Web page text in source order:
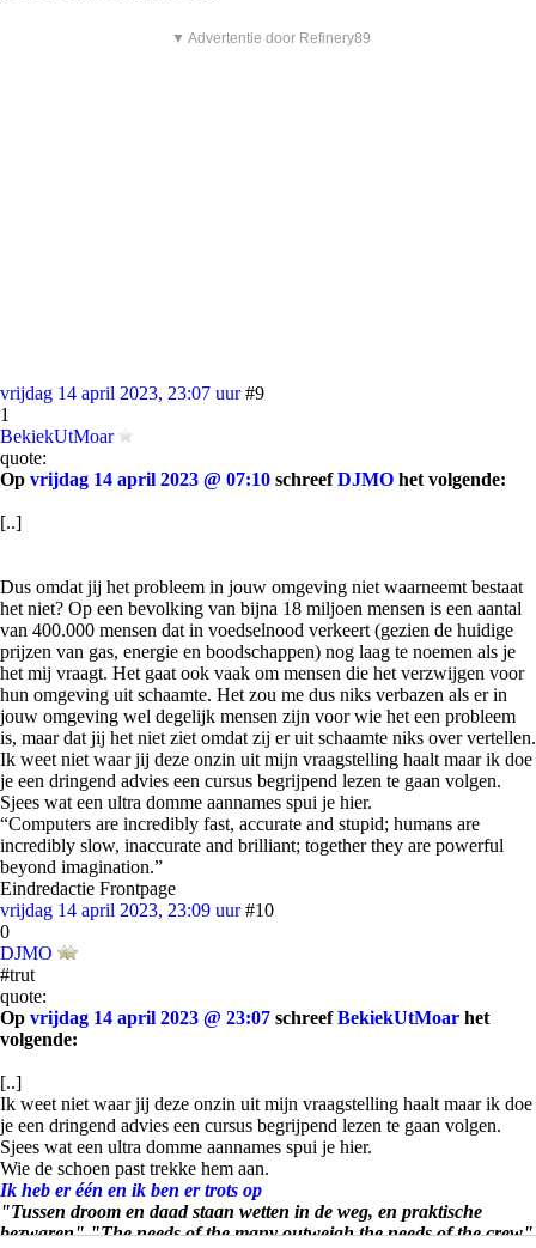
▼ Advertentie door Refinery89
vrijdag 14 april 2023, 23:07 uur #9
1
BekiekUtMoar
quote:
Op vrijdag 14 april 2023 @ 07:10 schreefDJMO het volgende:
[..]
Dus omdat jij het probleem in jouw omgeving niet waarneemt bestaat
het niet? Op een bevolking van bijna 18 miljoen mensen is een aantal
van 400.000 mensen dat in voedselnood verkeert (gezien de huidige
prijzen van gas, energie en boodschappen) nog laag te noemen als je
het mij vraagt. Het gaat ook vaak om mensen die het verzwijgen voor
hun omgeving uit schaamte. Het zou me dus niks verbazen als er in
jouw omgeving wel degelijk mensen zijn voor wie het een probleem
is, maar dat jij het niet ziet omdat zij er uit schaamte niks over vertellen.
Ik weet niet waar jij deze onzin uit mijn vraagstelling haalt maar ik doe
je een dringend advies een cursus begrijpend lezen te gaan volgen.
Sjees wat een ultra domme aannames spui je hier.
“Computers are incredibly fast, accurate and stupid; humans are
incredibly slow, inaccurate and brilliant; together they are powerful
beyond imagination.”
Eindredactie Frontpage
vrijdag 14 april 2023, 23:09 uur #10
0
DJMO
#trut
quote:
Op vrijdag 14 april 2023 @ 23:07 schreefBekiekUtMoar het
volgende:
[..]
Ik weet niet waar jij deze onzin uit mijn vraagstelling haalt maar ik doe
je een dringend advies een cursus begrijpend lezen te gaan volgen.
Sjees wat een ultra domme aannames spui je hier.
Wie de schoen past trekke hem aan.
Ik heb er één en ik ben er trots op
"Tussen droom en daad staan wetten in de weg, en praktische
bezwaren" "The needs of the many outweigh the needs of the crew"